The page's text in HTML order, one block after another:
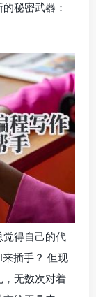
秘密武器：
得自己的代
插手？ 但现
，无数次对着